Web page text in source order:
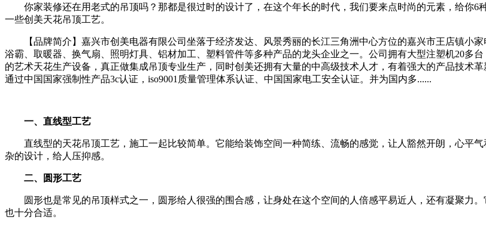
你家装修还在用老式的吊顶吗？那都是很过时的设计了，在这个年长的时代，我们要来点时尚的元素，给你6
一些创美天花吊顶工艺。
【品牌简介】嘉兴市创美电器有限公司坐落于经济发达、风景秀丽的长江三角洲中心方位的嘉兴市王店镇小家
浴霸、取暖器、换气扇、照明灯具、铝材加工、塑料管件等多种产品的龙头企业之一。公司拥有大型注塑机20多
的艺术天花生产设备，真正做集成吊顶专业生产，同时创美还拥有大量的中高级技术人才，有着强大的产品技术
通过中国国家强制性产品3c认证，iso9001质量管理体系认证、中国国家电工安全认证。并为国内多......
一、直线型工艺
直线型的天花吊顶工艺，施工一起比较简单。它能给装饰空间一种简练、流畅的感觉，让人豁然开朗，心平
杂的设计，给人压抑感。
二、圆形工艺
圆形也是常见的吊顶样式之一，圆形给人很强的围合感，让身处在这个空间的人倍感平易近人，还有凝聚力。
也十分合适。